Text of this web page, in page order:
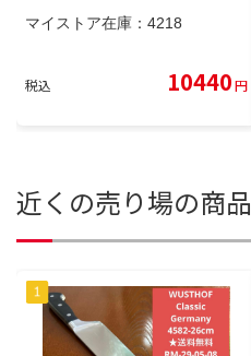
マイストア在庫： 4218
税込 10440円
近くの売り場の商品